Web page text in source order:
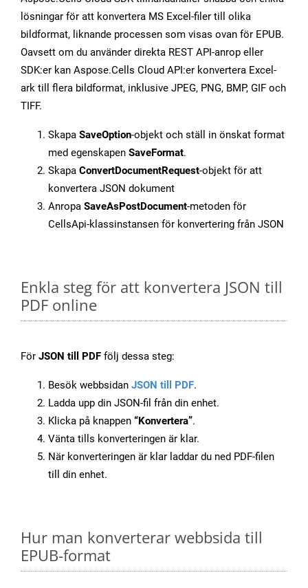
lösningar för att konvertera MS Excel-filer till olika
bildformat, liknande processen som visas ovan för EPUB.
Oavsett om du använder direkta REST API-anrop eller
SDK:er kan Aspose.Cells Cloud API:er konvertera Excel-
ark till flera bildformat, inklusive JPEG, PNG, BMP, GIF och
TIFF.
Skapa SaveOption-objekt och ställ in önskat format
med egenskapen SaveFormat.
Skapa ConvertDocumentRequest-objekt för att
konvertera JSON dokument
Anropa SaveAsPostDocument-metoden för
CellsApi-klassinstansen för konvertering från JSON
Enkla steg för att konvertera JSON till
PDF online
För JSON till PDF följ dessa steg:
Besök webbsidan JSON till PDF.
Ladda upp din JSON-fil från din enhet.
Klicka på knappen “Konvertera”.
Vänta tills konverteringen är klar.
När konverteringen är klar laddar du ned PDF-filen
till din enhet.
Hur man konverterar webbsida till
EPUB-format